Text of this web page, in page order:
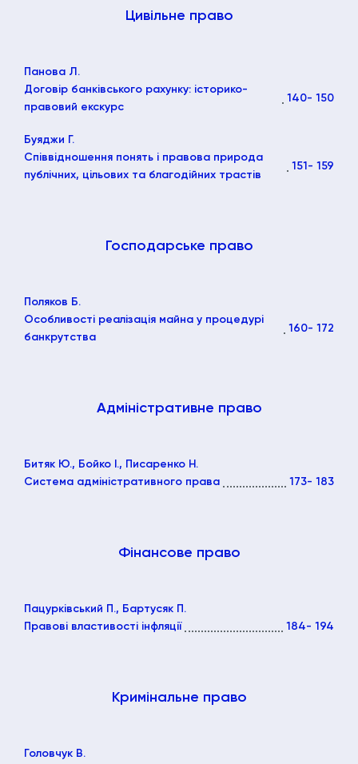
Цивільне право
Панова Л.
Договір банківського рахунку: історико-
правовий екскурс
140- 150
Буяджи Г.
Співвідношення понять і правова природа
публічних, цільових та благодійних трастів
151 - 159
Господарське право
Поляков Б.
Особливості реалізація майна у процедурі
банкрутства
160- 172
Адміністративне право
Битяк Ю., Бойко І., Писаренко Н.
Система адміністративного права
173- 183
Фінансове право
Пацурківський П., Бартусяк П.
Правові властивості інфляції
184- 194
Кримінальне право
Головчук В.